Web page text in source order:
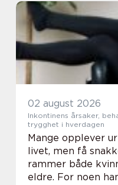
02 august 2026
Inkontinens årsaker, behandling og veien tilbake til
trygghet i hverdagen
Mange opplever
livet, men få
rammer både
eldre. For noen